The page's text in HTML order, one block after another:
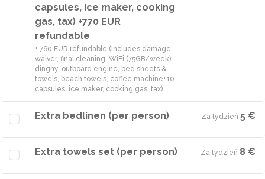
capsules, ice maker, cooking
gas, tax) +770 EUR
refundable
+ 760 EUR refundable (Includes damage
waiver, final cleaning, WiFi (75GB/week),
dinghy, outboard engine, bed sheets &
towels, beach towels, coffee machine+10
capsules, ice maker, cooking gas, tax)
Extra bedlinen (per person) Za tydzień·5 €
Extra towels set (per person) Za tydzień·8 €